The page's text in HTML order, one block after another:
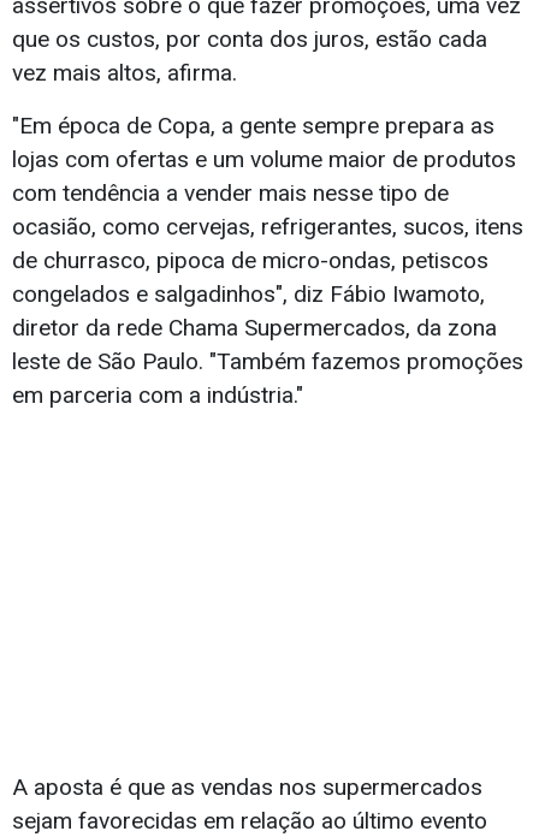
assertivos sobre o que fazer promoções, uma vez
que os custos, por conta dos juros, estão cada
vez mais altos, afirma.
"Em época de Copa, a gente sempre prepara as
lojas com ofertas e um volume maior de produtos
com tendência a vender mais nesse tipo de
ocasião, como cervejas, refrigerantes, sucos, itens
de churrasco, pipoca de micro-ondas, petiscos
congelados e salgadinhos", diz Fábio Iwamoto,
diretor da rede Chama Supermercados, da zona
leste de São Paulo. "Também fazemos promoções
em parceria com a indústria."
A aposta é que as vendas nos supermercados
sejam favorecidas em relação ao último evento